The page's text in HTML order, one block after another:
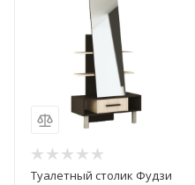
Туалетный столик Фудзи